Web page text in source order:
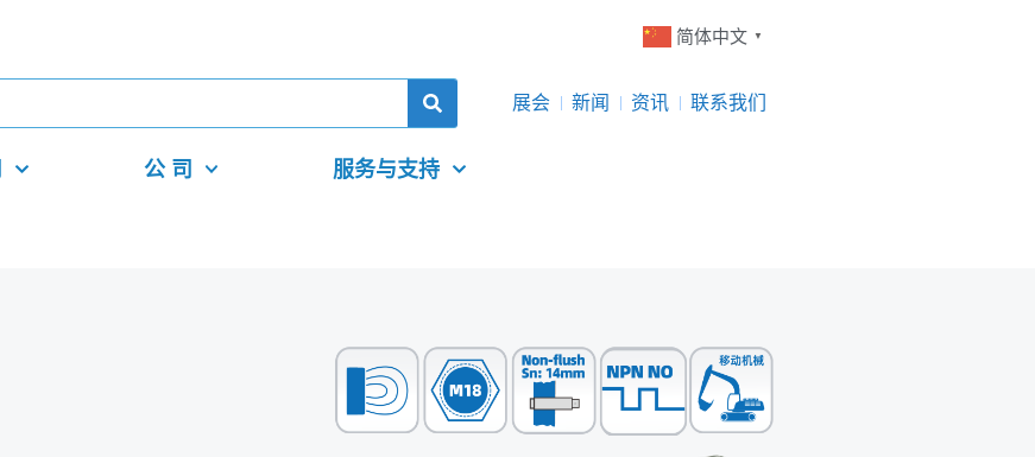
简体中文 ▼
展会 新闻 资讯 联系我们
公 司 服务与支持